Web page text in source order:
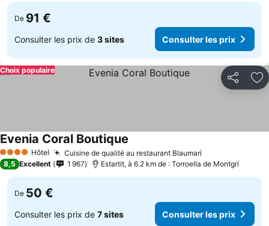
De 91 €
Consulter les prix de 3 sites Consulter les prix
Partager
Choix populaire
4 Étoiles Hôtel Cuisine de qualité au restaurant Blaumarí
Evenia Coral Boutique
8,5 Excellent 1 967 Estartit, à 6.2 km de : Torroella de Montgrí
De 50 €
Consulter les prix de 7 sites Consulter les prix